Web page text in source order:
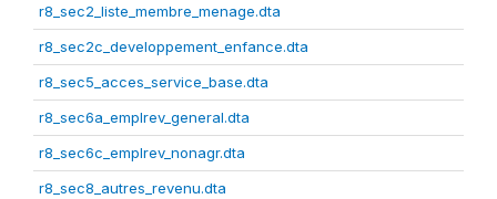
r8_sec2_liste_membre_menage.dta
r8_sec2c_developpement_enfance.dta
r8_sec5_acces_service_base.dta
r8_sec6a_emplrev_general.dta
r8_sec6c_emplrev_nonagr.dta
r8_sec8_autres_revenu.dta